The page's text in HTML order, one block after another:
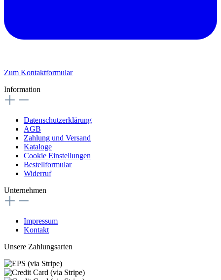
Zum Kontaktformular
Information
Datenschutzerklärung
AGB
Zahlung und Versand
Kataloge
Cookie Einstellungen
Bestellformular
Widerruf
Unternehmen
Impressum
Kontakt
Unsere Zahlungsarten